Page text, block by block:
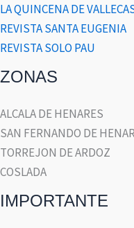
LA QUINCENA DE
REVISTA SANTA EUGENIA
REVISTA SOLO PAU
ZONAS
ALCALA DE HENARES
SAN FERNANDO DE
TORREJON DE ARDOZ
COSLADA
IMPORTANTE